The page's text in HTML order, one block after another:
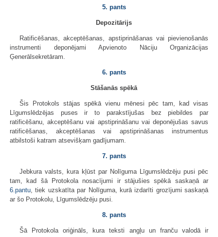
5. pants
Depozitārijs
Ratificēšanas, akceptēšanas, apstiprināšanas vai pievienošanās
instrumenti deponējami Apvienoto Nāciju Organizācijas
Ģenerālsekretāram.
6. pants
Stāšanās spēkā
Šis Protokols stājas spēkā vienu mēnesi pēc tam, kad visas
Līgumslēdzējas puses ir to parakstījušas bez piebildes par
ratificēšanu, akceptēšanu vai apstiprināšanu vai deponējušas savus
ratificēšanas, akceptēšanas vai apstiprināšanas instrumentus
atbilstoši katram atsevišķam gadījumam.
7. pants
Jebkura valsts, kura kļūst par Nolīguma Līgumslēdzēju pusi pēc
tam, kad šā Protokola nosacījumi ir stājušies spēkā saskaņā ar
6.pantu , tiek uzskatīta par Nolīguma, kurā izdarīti grozījumi saskaņā
ar šo Protokolu, Līgumslēdzēju pusi.
8. pants
Šā Protokola oriģināls, kura teksti angļu un franču valodā ir